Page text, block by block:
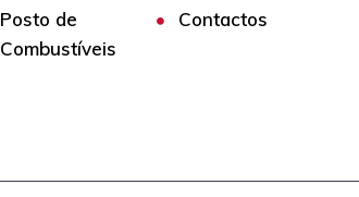
Posto de
Combustíveis
Contactos